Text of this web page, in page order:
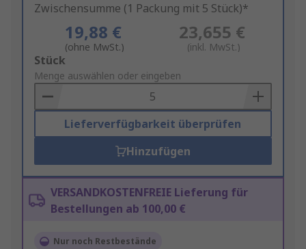
Zwischensumme (1 Packung mit 5 Stück)*
19,88 €
(ohne MwSt.)
23,655 €
(inkl. MwSt.)
Add
to
Basket
Stück
Menge auswählen oder eingeben
Lieferverfügbarkeit überprüfen
Hinzufügen
VERSANDKOSTENFREIE Lieferung für
Bestellungen ab 100,00 €
Nur noch Restbestände